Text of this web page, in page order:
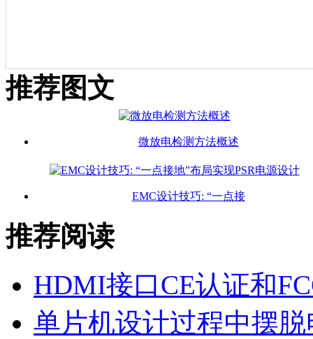
推荐图文
微放电检测方法概述
EMC设计技巧: “一点接
推荐阅读
HDMI接口CE认证和
单片机设计过程中摆